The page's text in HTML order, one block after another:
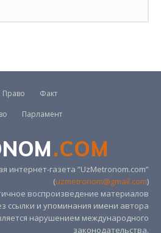
Право
Факт
Парламент
.COM
интернет-газета “UzMetronom.com”
(uzmetronom@gmail.com)
воспроизведение материалов
ссылки и упоминания имени автора
нарушением международного
законодательства.